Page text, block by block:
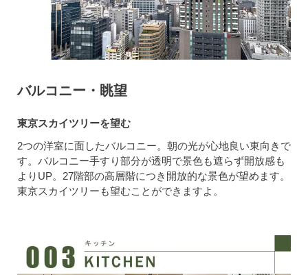
バルコニー・眺望
東京スカイツリーを望む
2つの洋室に面したバルコニー。朝の光が心地良い東向きで
す。バルコニー手すり部分が透明で景色も遮らず開放感も
よりUP。27階部の高層階につき開放的な景色が望めます。
東京スカイツリーも望むことができますよ。